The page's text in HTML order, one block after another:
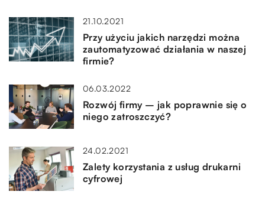
21.10.2021
Przy użyciu jakich narzędzi można
zautomatyzować działania w naszej
firmie?
06.03.2022
Rozwój firmy – jak poprawnie się o
niego zatroszczyć?
24.02.2021
Zalety korzystania z usług drukarni
cyfrowej